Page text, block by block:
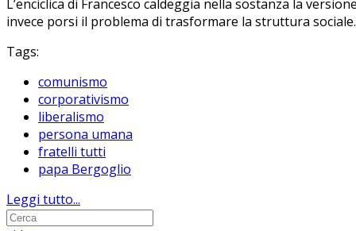
L’enciclica di Francesco caldeggia nella sostanza la
invece porsi il problema di trasformare la struttura sociale.
Tags:
comunismo
corporativismo
liberalismo
persona umana
fratelli tutti
papa Bergoglio
Leggi tutto...